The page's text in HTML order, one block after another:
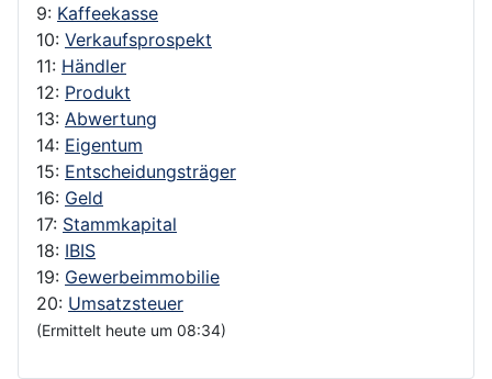
9: Kaffeekasse
10: Verkaufsprospekt
11: Händler
12: Produkt
13: Abwertung
14: Eigentum
15: Entscheidungsträger
16: Geld
17: Stammkapital
18: IBIS
19: Gewerbeimmobilie
20: Umsatzsteuer
(Ermittelt heute um 08:34)